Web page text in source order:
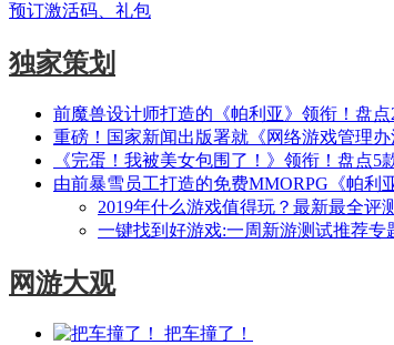
预订激活码、礼包
独家策划
前魔兽设计师打造的《帕利亚》领衔！盘
重磅！国家新闻出版署就《网络游戏管理
《完蛋！我被美女包围了！》领衔！盘点5
由前暴雪员工打造的免费MMORPG《帕利
2019年什么游戏值得玩？最新最全评
一键找到好游戏:一周新游测试推荐专
网游大观
把车撞了！